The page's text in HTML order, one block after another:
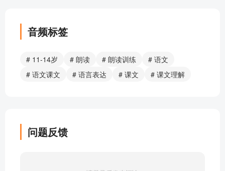
1.采薇(节选)
阅读材料
综合性学习·难忘小学生活·依依惜别
阅读材料
习作·插上科学的翅膀飞
口语交际·辩论
音频标签
# 11-14岁 # 朗读 # 朗读训练
# 语文
# 语文课文
# 语言表达 # 课文 # 课文理解
问题反馈